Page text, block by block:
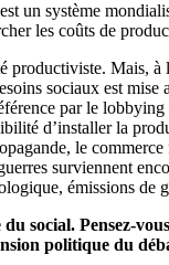
un système
les coûts de
productiviste. Mais,
sociaux est
par le
d’installer la
le
surviennent
émissions
du social. Pensez-
politique du